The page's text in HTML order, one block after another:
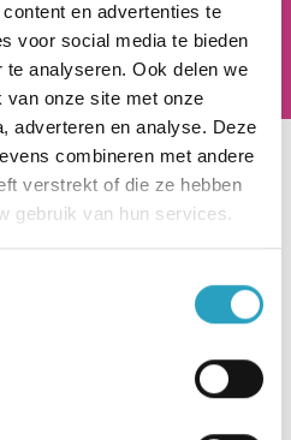
en advertenties te
voor social media te bieden
analyseren. Ook delen we
van onze site met onze
adverteren en analyse. Deze
combineren met andere
verstrekt of die ze hebben
gebruik van hun services.
Optimisten in de Zorg